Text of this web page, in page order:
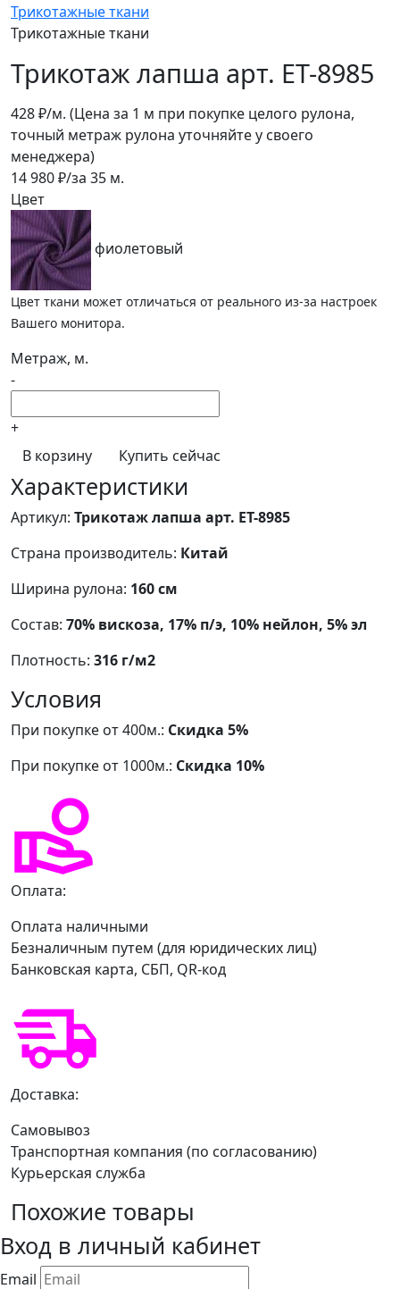
Трикотажные ткани
Трикотажные ткани
Трикотаж лапша арт. ЕТ-8985
428₽/м. (Цена за 1 м при покупке целого рулона,
точный метраж рулона уточняйте у своего
менеджера)
14 980₽/за 35 м.
Цвет
фиолетовый
Цвет ткани может отличаться от реального из-за настроек
Вашего монитора.
Метраж, м.
-
+
В корзину
Купить сейчас
Характеристики
Артикул: Трикотаж лапша арт. ЕТ-8985
Страна производитель: Китай
Ширина рулона: 160 см
Состав: 70% вискоза, 17% п/э, 10% нейлон, 5% эл
Плотность: 316 г/м2
Условия
При покупке от 400м.: Скидка 5%
При покупке от 1000м.: Скидка 10%
Оплата:
Оплата наличными
Безналичным путем (для юридических лиц)
Банковская карта, СБП, QR-код
Доставка:
Самовывоз
Транспортная компания (по согласованию)
Курьерская служба
Похожие товары
Вход в личный кабинет
Email